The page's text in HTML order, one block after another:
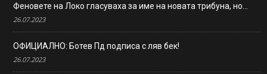
Феновете на Локо гласуваха за име на новата трибуна, но…
26.07.2023
ОФИЦИАЛНО: Ботев Пд подписа с ляв бек!
26.07.2023